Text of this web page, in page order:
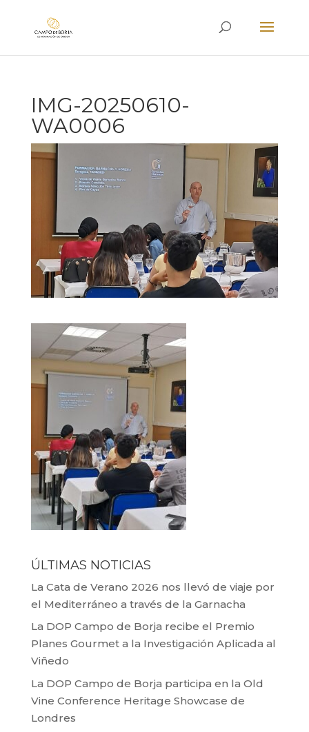
IMG-20250610-
WA0006
ÚLTIMAS NOTICIAS
La Cata de Verano 2026 nos llevó de viaje por
el Mediterráneo a través de la Garnacha
La DOP Campo de Borja recibe el Premio
Planes Gourmet a la Investigación Aplicada al
Viñedo
La DOP Campo de Borja participa en la Old
Vine Conference Heritage Showcase de
Londres